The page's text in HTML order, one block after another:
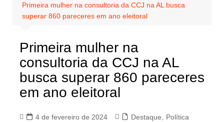
Primeira mulher na consultoria da CCJ na AL busca
superar 860 pareceres em ano eleitoral
Primeira mulher na
consultoria da CCJ na AL
busca superar 860 pareceres
em ano eleitoral
4 de fevereiro de 2024 Destaque Política